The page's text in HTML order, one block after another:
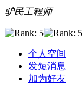
驴民工程师
个人空间
发短消息
加为好友